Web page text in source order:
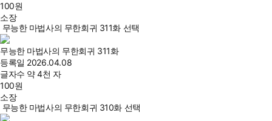
100원
소장
무능한 마법사의 무한회귀 311화 선택
무능한 마법사의 무한회귀 311화
등록일 2026.04.08
글자수 약 4천 자
100원
소장
무능한 마법사의 무한회귀 310화 선택